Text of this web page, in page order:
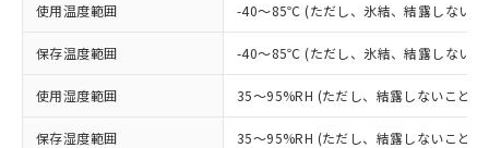
使用温度範囲 -40～85℃ (ただし、氷結、結露しないこ
保存温度範囲 -40～85℃ (ただし、氷結、結露しないこ
使用湿度範囲 35～95%RH (ただし、結露しないこと)
保存湿度範囲 35～95%RH (ただし、結露しないこと)
ご利用条件
以下の条件をお読みいただき、同意のうえ
ご利用ください。
対応予定：EU RoHS指令（10物質）の非含
有に対応した製品に切り替える予定のある
商品です。
対応予定なし：EU RoHS指令（10物質）の
非含有に非対応の商品で、対応品を出す予
定はありません。